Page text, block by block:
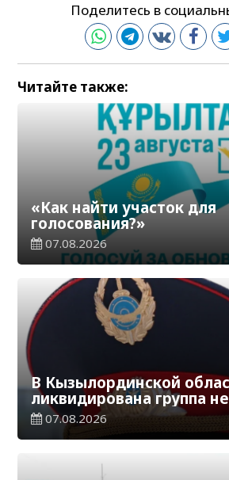
Поделитесь в
Читайте также:
«Как найти участок для
голосования?»
07.08.2026
В Кызылординской
ликвидирована группа
добытчиков золота
07.08.2026